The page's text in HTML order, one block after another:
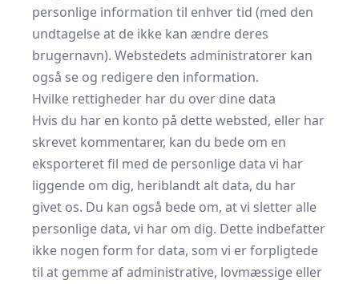
personlige information til enhver tid (med den
undtagelse at de ikke kan ændre deres
brugernavn). Webstedets administratorer kan
også se og redigere den information.
Hvilke rettigheder har du over dine data
Hvis du har en konto på dette websted, eller har
skrevet kommentarer, kan du bede om en
eksporteret fil med de personlige data vi har
liggende om dig, heriblandt alt data, du har
givet os. Du kan også bede om, at vi sletter alle
personlige data, vi har om dig. Dette indbefatter
ikke nogen form for data, som vi er forpligtede
til at gemme af administrative, lovmæssige eller